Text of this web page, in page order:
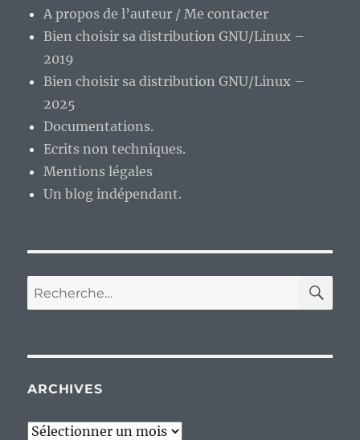
A propos de l’auteur / Me contacter
Bien choisir sa distribution GNU/Linux –
2019
Bien choisir sa distribution GNU/Linux –
2025
Documentations.
Ecrits non techniques.
Mentions légales
Un blog indépendant.
Recherche
pour :
ARCHIVES
Archives